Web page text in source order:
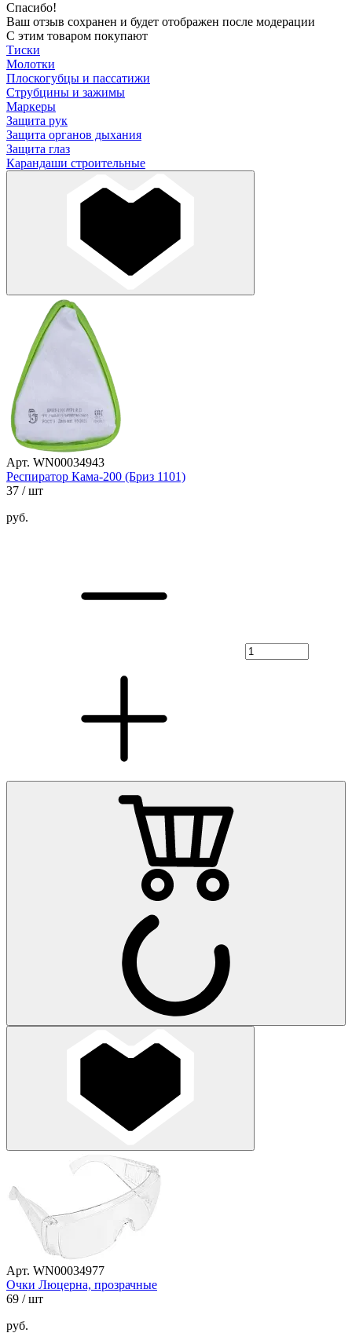
Спасибо!
Ваш отзыв сохранен и будет отображен после модерации
С этим товаром покупают
Тиски
Молотки
Плоскогубцы и пассатижи
Струбцины и зажимы
Маркеры
Защита рук
Защита органов дыхания
Защита глаз
Карандаши строительные
Арт. WN00034943
Респиратор Кама-200 (Бриз 1101)
37 / шт
руб.
Арт. WN00034977
Очки Люцерна, прозрачные
69 / шт
руб.